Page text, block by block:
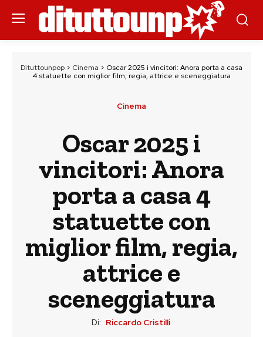
Dituttounpop > Cinema > Oscar 2025 i vincitori: Anora porta a casa
4 statuette con miglior film, regia, attrice e sceneggiatura
Cinema
Oscar 2025 i
vincitori: Anora
porta a casa 4
statuette con
miglior film, regia,
attrice e
sceneggiatura
Di: Riccardo Cristilli